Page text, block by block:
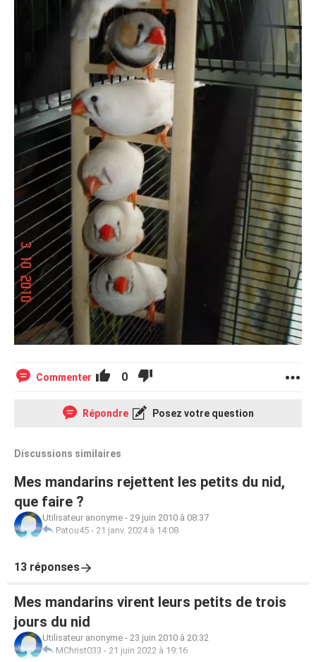
Commenter 0
Répondre Posez votre question
Discussions similaires
Mes mandarins rejettent les petits du nid,
que faire ?
Utilisateur anonyme - 29 juin 2010 à 08:37
Patou45 - 21 janv. 2024 à 14:08
13 réponses
Mes mandarins virent leurs petits de trois
jours du nid
Utilisateur anonyme - 23 juin 2010 à 20:32
MChrist033 - 21 juin 2022 à 19:16